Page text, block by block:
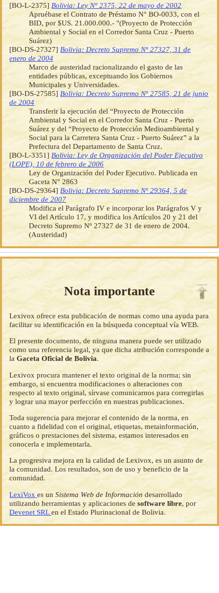
[BO-L-2375] Bolivia: Ley Nº 2375, 22 de mayo de 2002
Apruébase el Contrato de Préstamo N° BO-0033, con el
BID, por $US. 21.000.000.- "(Proyecto de Protección
Ambiental y Social en el Corredor Santa Cruz - Puerto
Suárez)
[BO-DS-27327] Bolivia: Decreto Supremo Nº 27327, 31 de
enero de 2004
Marco de austeridad racionalizando el gasto de las
entidades públicas, exceptuando los Gobiernos
Municipales y Universidades.
[BO-DS-27585] Bolivia: Decreto Supremo Nº 27585, 21 de junio
de 2004
Transferir la ejecución del “Proyecto de Protección
Ambiental y Social en el Corredor Santa Cruz - Puerto
Suárez y del “Proyecto de Protección Medioambiental y
Social para la Carretera Santa Cruz - Puerto Suárez” a la
Prefectura del Departamento de Santa Cruz.
[BO-L-3351] Bolivia: Ley de Organización del Poder Ejecutivo
(LOPE), 10 de febrero de 2006
Ley de Organización del Poder Ejecutivo. Publicada en
Gaceta N° 2863
[BO-DS-29364] Bolivia: Decreto Supremo Nº 29364, 5 de
diciembre de 2007
Modifica el Parágrafo IV e incorporar los Parágrafos V y
VI del Artículo 17, y modifica los Artículos 20 y 21 del
Decreto Supremo Nº 27327 de 31 de enero de 2004.
(Austeridad)
Nota importante
Lexivox ofrece esta publicación de normas como una ayuda para
facilitar su identificación en la búsqueda conceptual vía WEB.
El presente documento, de ninguna manera puede ser utilizado
como una referencia legal, ya que dicha atribución corresponde a
laGaceta Oficial de Bolivia.
Lexivox procura mantener el texto original de la norma; sin
embargo, si encuentra modificaciones o alteraciones con
respecto al texto original, sírvase comunicarnos para corregirlas
y lograr una mayor perfección en nuestras publicaciones.
Toda sugerencia para mejorar el contenido de la norma, en
cuanto a fidelidad con el original, etiquetas, metainformación,
gráficos o prestaciones del sistema, estamos interesados en
conocerla e implementarla.
La progresiva mejora en la calidad de Lexivox, es un asunto de
la comunidad. Los resultados, son de uso y beneficio de la
comunidad.
LexiVoxes unSistema Web de Información desarrollado
utilizando herramientas y aplicaciones desoftware libre, por
Devenet SRLen el Estado Plurinacional de Bolivia.